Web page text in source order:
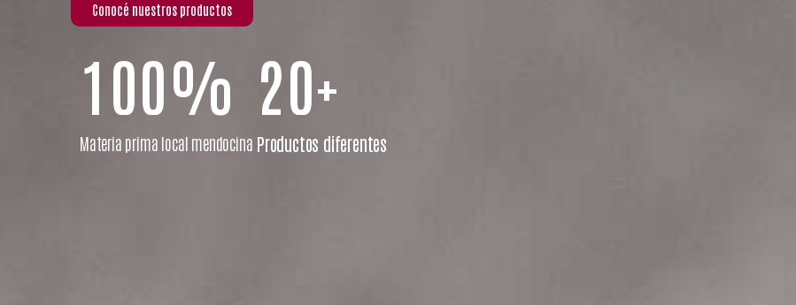
Conocé nuestros productos
100%
Materia prima local mendocina
20+
Productos diferentes